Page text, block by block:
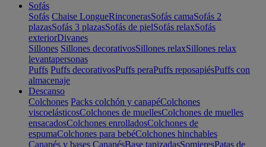
Sofás
Sofás Chaise LongueRinconerasSofás camaSofás 2
plazasSofás 3 plazasSofás de pielSofás relaxSofás
exteriorDivanes
Sillones Sillones decorativosSillones relaxSillones relax
levantapersonas
Puffs Puffs decorativosPuffs peraPuffs reposapiésPuffs con
almacenaje
Descanso
Colchones Packs colchón y canapéColchones
viscoelásticosColchones de muellesColchones de muelles
ensacadosColchones enrolladosColchones de
espumaColchones para bebéColchones hinchables
Canapés y bases CanapésBase tapizadasSomieresPatas de